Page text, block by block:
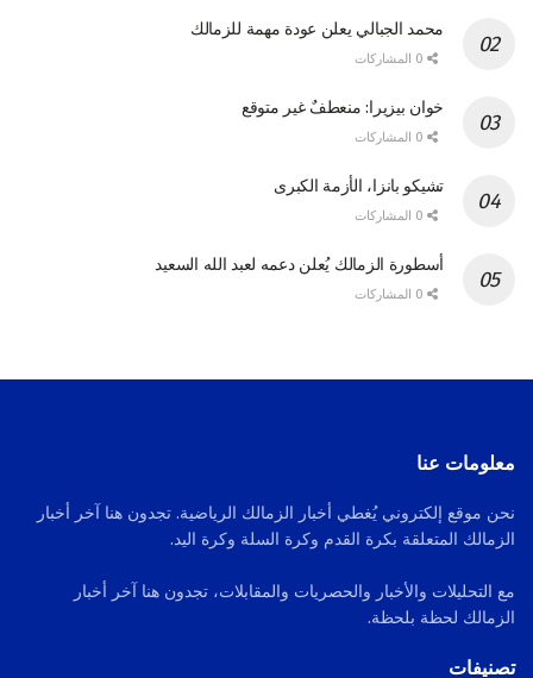
محمد الجبالي يعلن عودة مهمة للزمالك
خوان بيزيرا: منعطفٌ غير متوقع
تشيكو بانزا، الأزمة الكبرى
أسطورة الزمالك يُعلن دعمه لعبد الله السعيد
معلومات عنا
نحن موقع إلكتروني يُغطي أخبار الزمالك الرياضية. تجدون هنا آخر أخبار
الزمالك المتعلقة بكرة القدم وكرة السلة وكرة اليد.
مع التحليلات والأخبار والحصريات والمقابلات، تجدون هنا آخر أخبار
الزمالك لحظة بلحظة.
تصنيفات